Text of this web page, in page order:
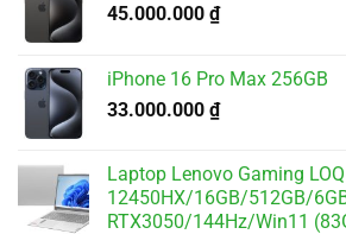
45.000.000 ₫
iPhone 16 Pro Max 256GB
33.000.000 ₫
Laptop Lenovo Gaming
12450HX/16GB/512GB/
RTX3050/144Hz/Win11